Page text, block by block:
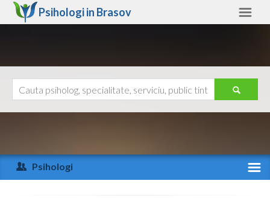
Psihologi in Brasov
Arad
Arges
Ajutor
Psihologi